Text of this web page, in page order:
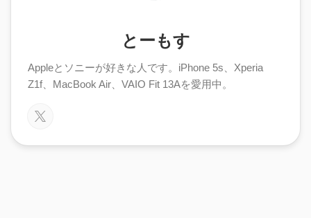
とーもす
Appleとソニーが好きな人です。iPhone 5s、Xperia
Z1f、MacBook Air、VAIO Fit 13Aを愛用中。